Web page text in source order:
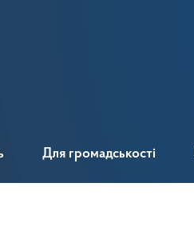
Для громадськості